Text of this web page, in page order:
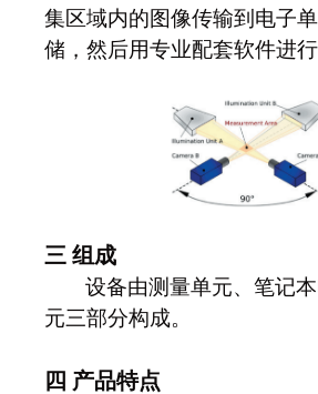
集区域内的图像传输到电子
储，然后用专业配套软件进行
三 组成
设备由测量单元、笔记
元三部分构成。
四 产品特点